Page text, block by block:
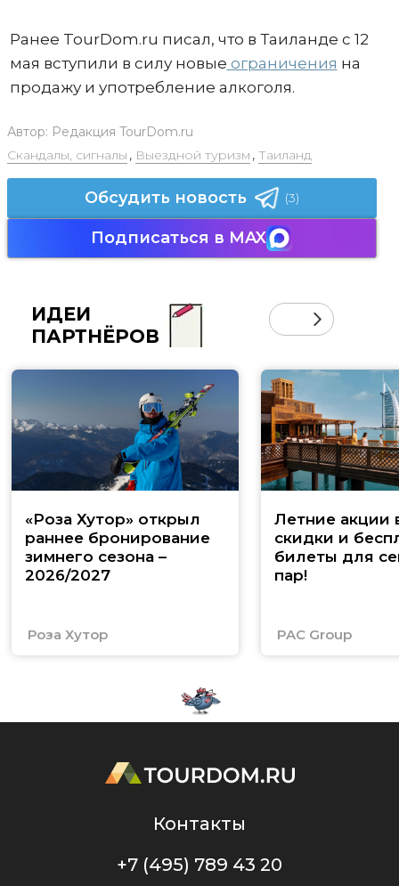
Ранее TourDom.ru писал, что в Таиланде с 12
мая вступили в силу новые ограничения на
продажу и употребление алкоголя.
Автор: Редакция TourDom.ru
Скандалы, сигналы , Выездной туризм , Таиланд
Обсудить новость (3)
Подписаться в MAX
ИДЕИ
ПАРТНЁРОВ
«Роза Хутор» открыл
раннее бронирование
зимнего сезона –
2026/2027
Роза Хутор
Летние акции
скидки и
билеты для
пар!
PAC Group
Контакты
+7 (495) 789 43 20